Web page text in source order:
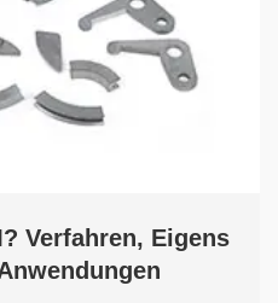
Verfahren, Eigens